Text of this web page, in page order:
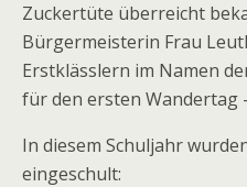
Zuckertüte überreicht
Bürgermeisterin Frau
Erstklässlern im Namen
für den ersten Wandertag
In diesem Schuljahr
eingeschult: